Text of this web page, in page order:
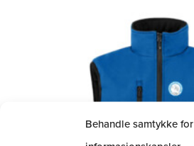
Behandle samtykke for
Alternativene